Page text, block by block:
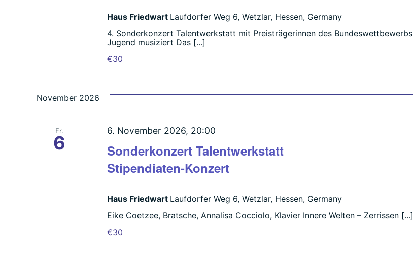
Haus Friedwart Laufdorfer Weg 6, Wetzlar, Hessen, Germany
4. Sonderkonzert Talentwerkstatt mit Preisträgerinnen des Bundeswettbewerbs
Jugend musiziert Das [...]
€30
November 2026
Fr.
6
Sonderkonzert Talentwerkstatt
Stipendiaten-Konzert
6. November 2026, 20:00
Haus Friedwart Laufdorfer Weg 6, Wetzlar, Hessen, Germany
Eike Coetzee, Bratsche, Annalisa Cocciolo, Klavier Innere Welten – Zerrissen [...]
€30